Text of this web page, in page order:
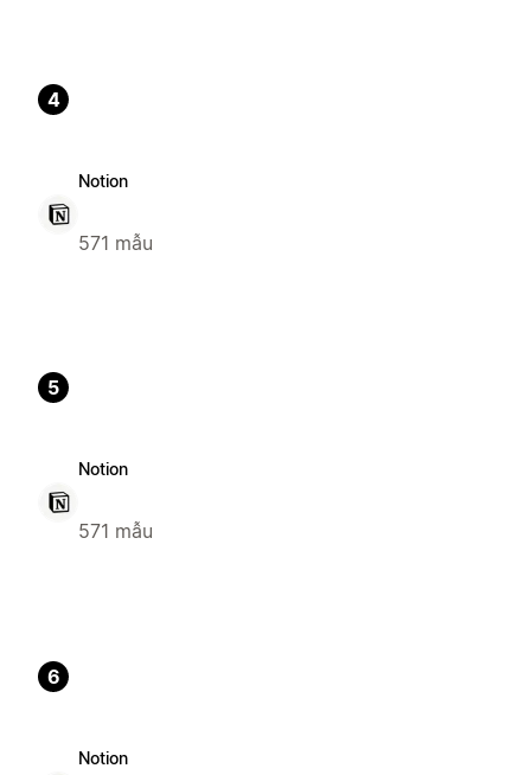
4
Notion
571 mẫu
5
Notion
571 mẫu
6
Notion